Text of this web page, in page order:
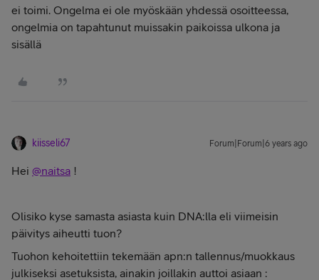
ei toimi. Ongelma ei ole myöskään yhdessä osoitteessa,
ongelmia on tapahtunut muissakin paikoissa ulkona ja
sisällä
kiisseli67 Forum|Forum|6 years ago
Hei @naitsa !
Olisiko kyse samasta asiasta kuin DNA:lla eli viimeisin
päivitys aiheutti tuon?
Tuohon kehoitettiin tekemään apn:n tallennus/muokkaus
julkiseksi asetuksista, ainakin joillakin auttoi asiaan :